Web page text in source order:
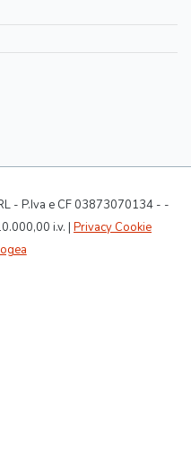
- P.Iva e CF 03873070134 - -
i.v. | Privacy Cookie